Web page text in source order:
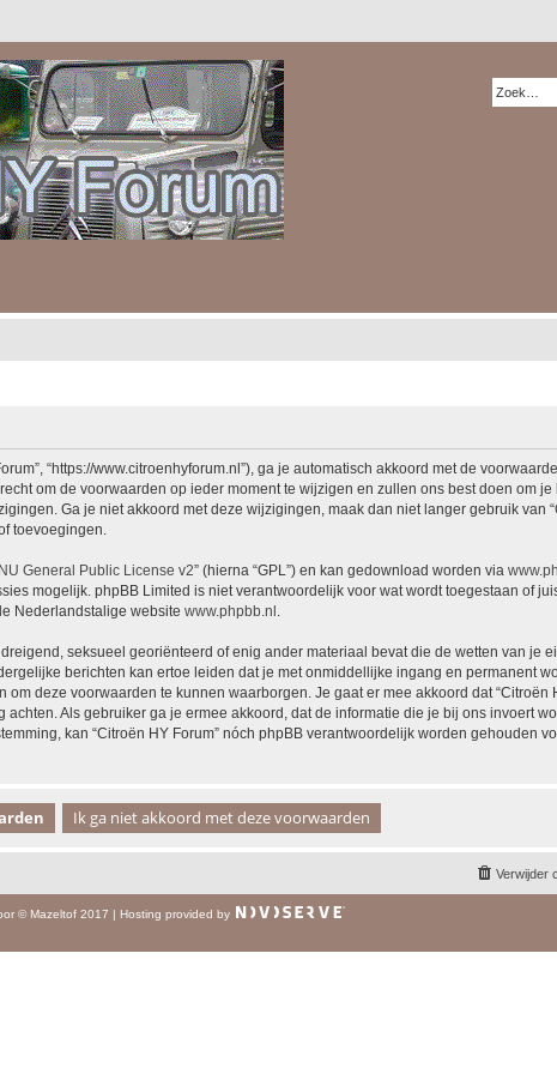
“https://www.citroenhyforum.nl”), ga je automatisch akkoord met de
om de voorwaarden op ieder moment te wijzigen en zullen ons best doen om
Ga je niet akkoord met deze wijzigingen, maak dan niet langer gebruik van
toevoegingen.
General Public License v2” (hierna “GPL”) en kan gedownload worden via
mogelijk. phpBB Limited is niet verantwoordelijk voor wat wordt toegestaan of
Nederlandstalige website www.phpbb.nl .
seksueel georiënteerd of enig ander materiaal bevat die de wetten van je
berichten kan ertoe leiden dat je met onmiddellijke ingang en permanent
deze voorwaarden te kunnen waarborgen. Je gaat er mee akkoord dat “Citroën
Als gebruiker ga je ermee akkoord, dat de informatie die je bij ons invoert
kan “Citroën HY Forum” nóch phpBB verantwoordelijk worden gehouden
Verwijder
© Mazeltof 2017 | Hosting provided by